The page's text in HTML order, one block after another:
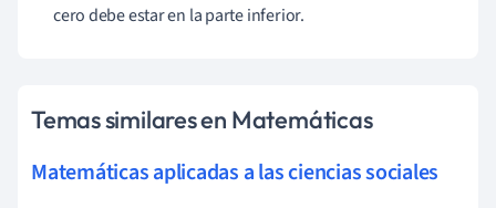
cero debe estar en la parte inferior.
Temas similares en Matemáticas
Matemáticas aplicadas a las ciencias sociales